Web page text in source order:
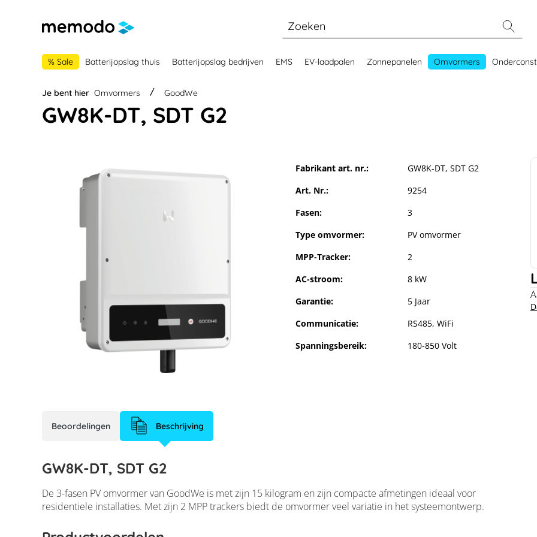
% Sale Batterijopslag thuis Batterijopslag bedrijven EMS EV-laadpalen Zonnepanelen Omvormers
Je bent hier Omvormers GoodWe
GW8K-DT, SDT G2
GW8K-DT, SDT G2
Fabrikant art. nr.:
GW8K-DT, SDT G2
Art. Nr.:
9254
Fasen:
3
Type omvormer:
PV omvormer
MPP-Tracker:
2
AC-stroom:
8 kW
Garantie:
5 Jaar
Communicatie:
RS485, WiFi
Spanningsbereik:
180-850 Volt
Beoordelingen Beschrijving
GW8K-DT, SDT G2
De 3-fasen PV omvormer van GoodWe is met zijn 15 kilogram en zijn compacte afmetingen ideaal voor
residentiele installaties. Met zijn 2 MPP trackers biedt de omvormer veel variatie in het systeemontwerp.